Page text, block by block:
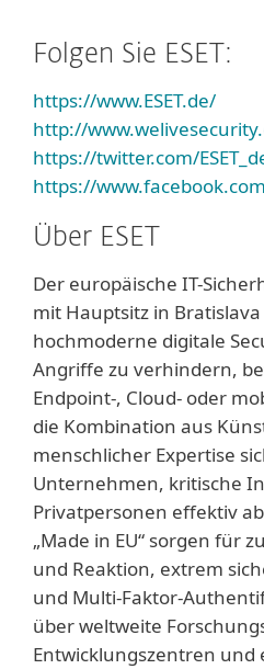
Folgen Sie ESET:
https://www.ESET.de/
http://
https://twitter.com/
https://
Über ESET
Der europäische IT-
mit Hauptsitz in
hochmoderne digitale
Angriffe zu verhindern,
Endpoint-, Cloud- oder
die Kombination aus
menschlicher Expertise
Unternehmen, kritische
Privatpersonen effektiv
„Made in EU“ sorgen für
und Reaktion, extrem
und Multi-Faktor-
über weltweite
Entwicklungszentren und